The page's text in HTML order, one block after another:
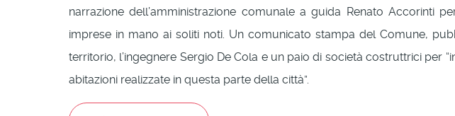
narrazione dell’amministrazione comunale a guida Renato
imprese in mano ai soliti noti. Un comunicato stampa del Comune,
territorio, l’ingegnere Sergio De Cola e un paio di società costruttrici per
abitazioni realizzate in questa parte della città”.